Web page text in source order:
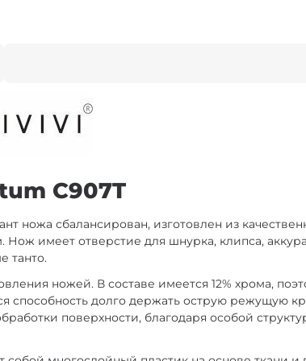
C907T
ножа сбалансирован, изготовлен из
имеет отверстие для шнурка, клипса,
танто.
ножей. В составе имеется 12% хрома,
долго держать острую режущую
поверхности, благодаря особой